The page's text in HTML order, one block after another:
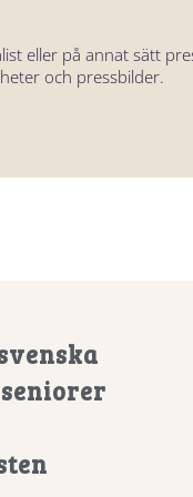
eller på annat sätt
och pressbilder.